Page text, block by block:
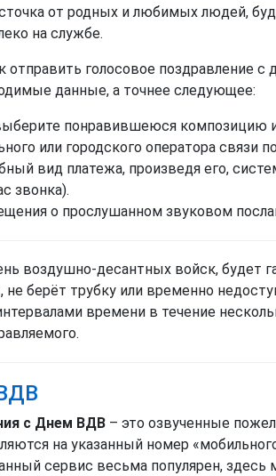
от родных и любимых людей,
на службе.
отправить голосовое поздравление
данные, а точнее следующее:
понравившеюся композицию и
или городского оператора связи
вид платежа, произведя его,
звонка).
о прослушанном звуковом
воздушно-десантных войск, будет
не берёт трубку или временно
времени в течение
с Днем ВДВ – это озвученные
на указанный номер
сервис весьма популярен, здесь